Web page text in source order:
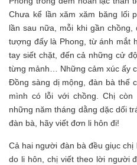
Chưa kể lần xăm xăm băng lối
lần sau nữa, mỗi khi gần
tượng đấy là Phong, từ ánh mắt
tay siết chặt, đến cả những cử
từng mảnh… Những cảm xúc ấy
Đồng sàng dị mộng, đàn bà thế
mình có lỗi với chồng. Chị
những năm tháng dằng dặc dối
đàn bà, hãy viết đơn li hôn đi!
Cả hai người đàn bà đều giục
do li hôn, chị viết theo lời người